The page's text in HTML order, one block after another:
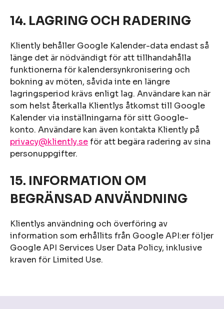
14. LAGRING OCH RADERING
Kliently behåller Google Kalender-data endast så
länge det är nödvändigt för att tillhandahålla
funktionerna för kalendersynkronisering och
bokning av möten, såvida inte en längre
lagringsperiod krävs enligt lag. Användare kan när
som helst återkalla Klientlys åtkomst till Google
Kalender via inställningarna för sitt Google-
konto. Användare kan även kontakta Kliently på
privacy@kliently.seför att begära radering av sina
personuppgifter.
15. INFORMATION OM
BEGRÄNSAD ANVÄNDNING
Klientlys användning och överföring av
information som erhållits från Google API:er följer
Google API Services User Data Policy, inklusive
kraven för Limited Use.